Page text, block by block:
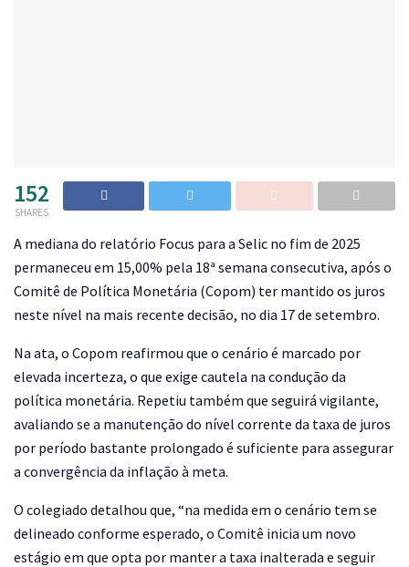
152
SHARES
A mediana do relatório Focus para a Selic no fim de 2025
permaneceu em 15,00% pela 18ª semana consecutiva, após o
Comitê de Política Monetária (Copom) ter mantido os juros
neste nível na mais recente decisão, no dia 17 de setembro.
Na ata, o Copom reafirmou que o cenário é marcado por
elevada incerteza, o que exige cautela na condução da
política monetária. Repetiu também que seguirá vigilante,
avaliando se a manutenção do nível corrente da taxa de juros
por período bastante prolongado é suficiente para assegurar
a convergência da inflação à meta.
O colegiado detalhou que, “na medida em o cenário tem se
delineado conforme esperado, o Comitê inicia um novo
estágio em que opta por manter a taxa inalterada e seguir